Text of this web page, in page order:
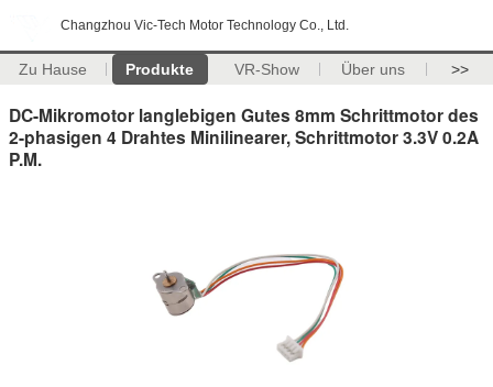
Changzhou Vic-Tech Motor Technology Co., Ltd.
Zu Hause Produkte VR-Show Über uns >>
DC-Mikromotor langlebigen Gutes 8mm Schrittmotor des
2-phasigen 4 Drahtes Minilinearer, Schrittmotor 3.3V 0.2A
P.M.